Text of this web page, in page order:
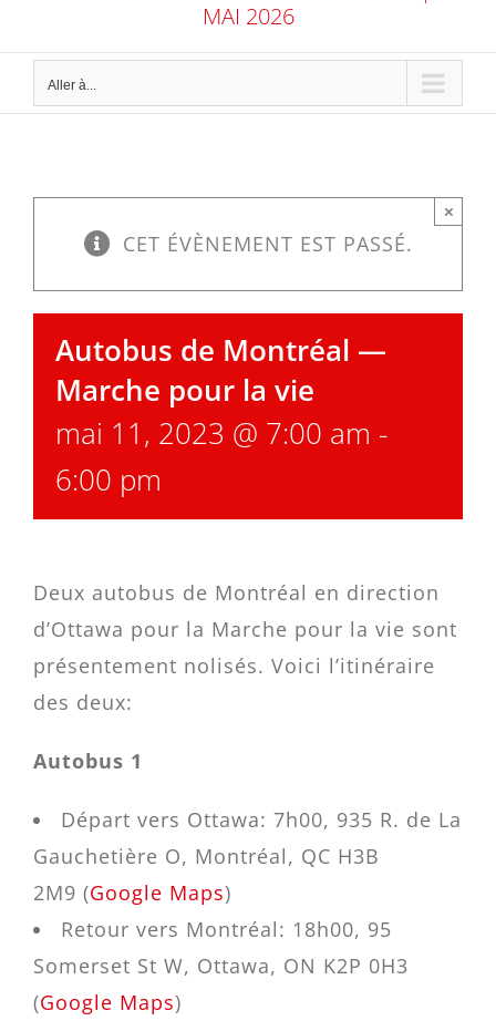
MAI 2026
Aller à...
CET ÉVÈNEMENT EST PASSÉ.
×
Autobus de Montréal —
Marche pour la vie
mai 11, 2023 @ 7:00 am -
6:00 pm
Deux autobus de Montréal en direction
d’Ottawa pour la Marche pour la vie sont
présentement nolisés. Voici l’itinéraire
des deux:
Autobus 1
Départ vers Ottawa: 7h00, 935 R. de La
Gauchetière O, Montréal, QC H3B
2M9 (Google Maps)
Retour vers Montréal: 18h00, 95
Somerset St W, Ottawa, ON K2P 0H3
(Google Maps)